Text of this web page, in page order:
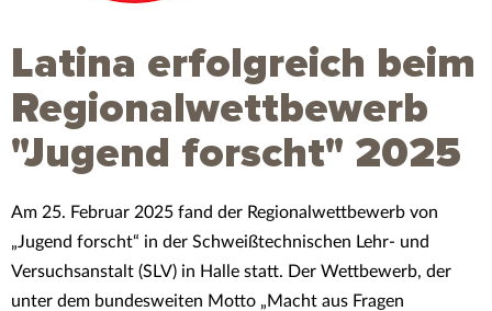
Latina erfolgreich beim
Regionalwettbewerb
"Jugend forscht" 2025
Am 25. Februar 2025 fand der Regionalwettbewerb von
„Jugend forscht“ in der Schweißtechnischen Lehr- und
Versuchsanstalt (SLV) in Halle statt. Der Wettbewerb, der
unter dem bundesweiten Motto „Macht aus Fragen